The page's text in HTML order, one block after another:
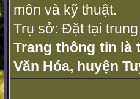
môn và kỹ thuật.
Trụ sở: Đặt tại
Trang thông tin là
Văn Hóa, huyện